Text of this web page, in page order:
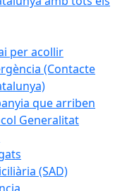
per acollir
(Contacte
que arriben
Generalitat
(SAD)